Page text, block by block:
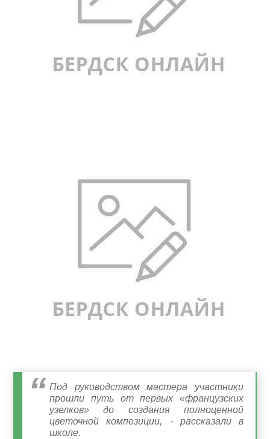
Под руководством мастера участники
прошли путь от первых «французских
узелков» до создания полноценной
цветочной композиции, - рассказали в
школе.